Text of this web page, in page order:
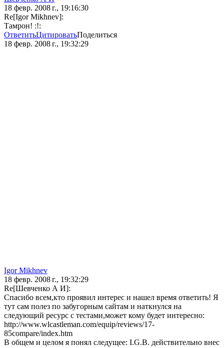
18 февр. 2008 г., 19:16:30
Re[Igor Mikhnev]:
Тамрон! :!:
ОтветитьЦитироватьПоделиться
18 февр. 2008 г., 19:32:29
Igor Mikhnev
18 февр. 2008 г., 19:32:29
Re[Шевченко А И]:
Спасибо всем,кто проявил интерес и нашел время ответить! Я
тут сам полез по забугорным сайтам и наткнулся на
следующий ресурс с тестами,может кому будет интересно:
http://www.wlcastleman.com/equip/reviews/17-
85compare/index.htm
В общем и целом я понял следущее: I.G.B. действительно внес